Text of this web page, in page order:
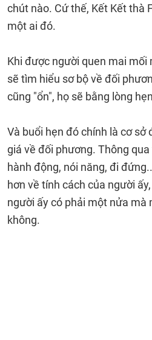
chút nào. Cứ thế, Kết Kết thà
một ai đó.
Khi được người quen mai mối
sẽ tìm hiểu sơ bộ về đối
cũng "ổn", họ sẽ bằng lòng
Và buổi hẹn đó chính là cơ sở
giá về đối phương. Thông
hành động, nói năng, đi
hơn về tính cách của người
người ấy có phải một nửa mà
không.